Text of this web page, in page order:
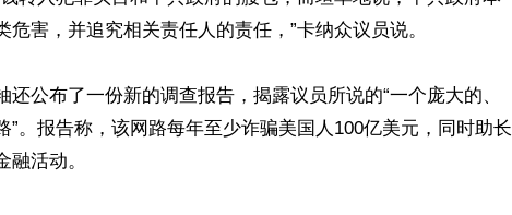
害，并追究相关责任人的责任，”卡纳众议员说。
还公布了一份新的调查报告，揭露议员所说的“一个庞大的、
”。报告称，该网路每年至少诈骗美国人100亿美元，同时助长
融活动。